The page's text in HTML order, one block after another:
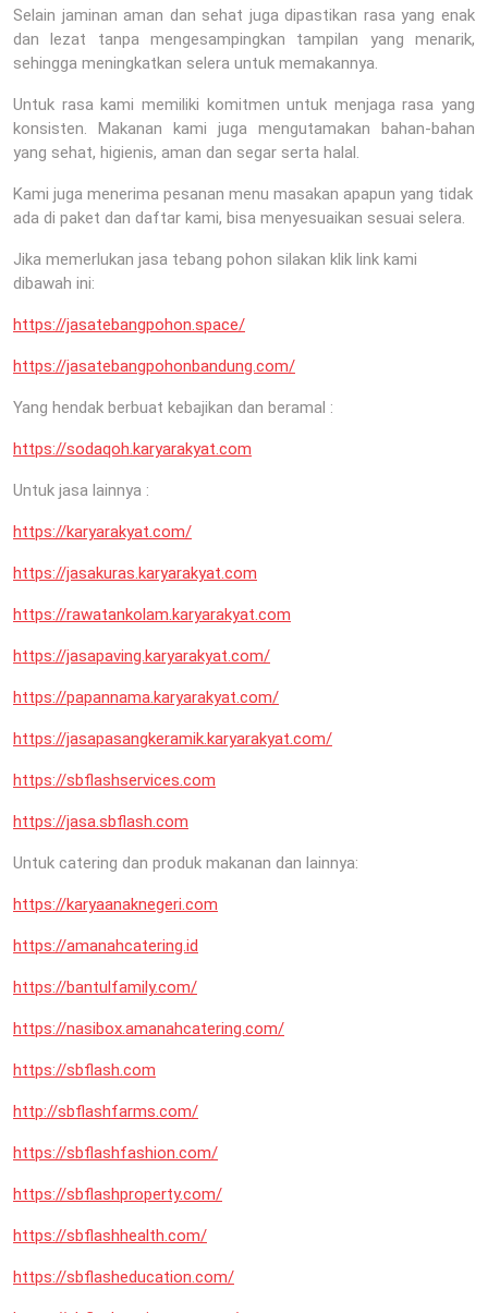
Selain jaminan aman dan sehat juga dipastikan rasa yang enak
dan lezat tanpa mengesampingkan tampilan yang menarik,
sehingga meningkatkan selera untuk memakannya.
Untuk rasa kami memiliki komitmen untuk menjaga rasa yang
konsisten. Makanan kami juga mengutamakan bahan-bahan
yang sehat, higienis, aman dan segar serta halal.
Kami juga menerima pesanan menu masakan apapun yang tidak
ada di paket dan daftar kami, bisa menyesuaikan sesuai selera.
Jika memerlukan jasa tebang pohon silakan klik link kami
dibawah ini:
https://jasatebangpohon.space/
https://jasatebangpohonbandung.com/
Yang hendak berbuat kebajikan dan beramal :
https://sodaqoh.karyarakyat.com
Untuk jasa lainnya :
https://karyarakyat.com/
https://jasakuras.karyarakyat.com
https://rawatankolam.karyarakyat.com
https://jasapaving.karyarakyat.com/
https://papannama.karyarakyat.com/
https://jasapasangkeramik.karyarakyat.com/
https://sbflashservices.com
https://jasa.sbflash.com
Untuk catering dan produk makanan dan lainnya:
https://karyaanaknegeri.com
https://amanahcatering.id
https://bantulfamily.com/
https://nasibox.amanahcatering.com/
https://sbflash.com
http://sbflashfarms.com/
https://sbflashfashion.com/
https://sbflashproperty.com/
https://sbflashhealth.com/
https://sbflasheducation.com/